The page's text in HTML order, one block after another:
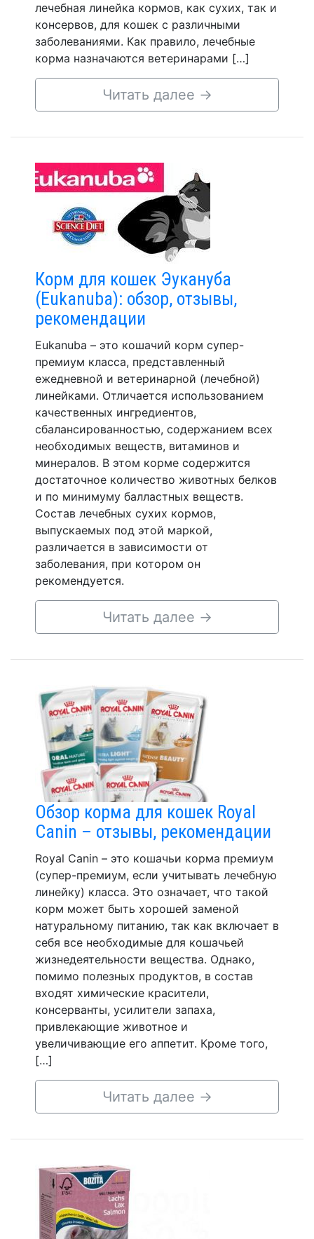
лечебная линейка кормов, как сухих, так и
консервов, для кошек с различными
заболеваниями. Как правило, лечебные
корма назначаются ветеринарами […]
Читать далее →
Корм для кошек Эукануба
(Eukanuba): обзор, отзывы,
рекомендации
Eukanuba – это кошачий корм супер-
премиум класса, представленный
ежедневной и ветеринарной (лечебной)
линейками. Отличается использованием
качественных ингредиентов,
сбалансированностью, содержанием всех
необходимых веществ, витаминов и
минералов. В этом корме содержится
достаточное количество животных белков
и по минимуму балластных веществ.
Состав лечебных сухих кормов,
выпускаемых под этой маркой,
различается в зависимости от
заболевания, при котором он
рекомендуется.
Читать далее →
Обзор корма для кошек Royal
Canin – отзывы, рекомендации
Royal Canin – это кошачьи корма премиум
(супер-премиум, если учитывать лечебную
линейку) класса. Это означает, что такой
корм может быть хорошей заменой
натуральному питанию, так как включает в
себя все необходимые для кошачьей
жизнедеятельности вещества. Однако,
помимо полезных продуктов, в состав
входят химические красители,
консерванты, усилители запаха,
привлекающие животное и
увеличивающие его аппетит. Кроме того,
[…]
Читать далее →